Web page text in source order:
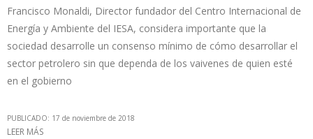
Francisco Monaldi, Director fundador del Centro Internacional de
Energía y Ambiente del IESA, considera importante que la
sociedad desarrolle un consenso mínimo de cómo desarrollar el
sector petrolero sin que dependa de los vaivenes de quien esté
en el gobierno
PUBLICADO: 17 de noviembre de 2018
LEER MÁS